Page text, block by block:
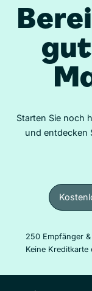
Starten Sie noch
und entdecken
250 Empfänger
Keine